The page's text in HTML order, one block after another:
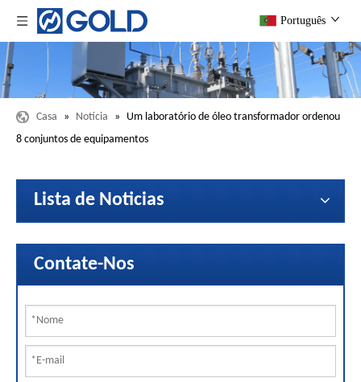
Português
Casa » Notícia »
Um laboratório de óleo transformador ordenou
8 conjuntos de equipamentos
Lista de Noticias
Contate-Nos